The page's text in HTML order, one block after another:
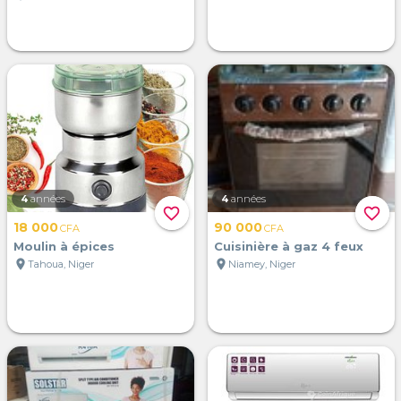
favorite_border
4 années
18 000CFA
Moulin à épices
location_on Tahoua, Niger
favorite_border
4 années
90 000CFA
Cuisinière à gaz 4 feux
location_on Niamey, Niger